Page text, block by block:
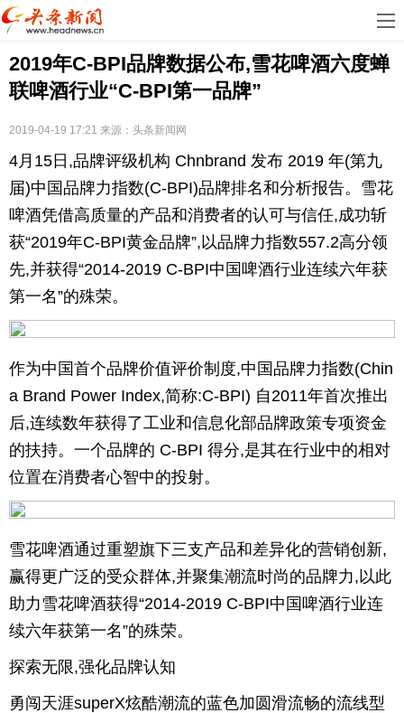
首
页
娱
地
育
健
尚
体
育
儿
旅
游
游
戏
快
讯
财
​2019年C-BPI品牌数据公布,雪花啤酒六度蝉
联啤酒行业“C-BPI第一品牌”
2019-04-19 17:21 来源： 头条新闻网
4月15日,品牌评级机构 Chnbrand 发布 2019 年(第九
届)中国品牌力指数(C-BPI)品牌排名和分析报告。雪花
啤酒凭借高质量的产品和消费者的认可与信任,成功斩
获“2019年C-BPI黄金品牌”,以品牌力指数557.2高分领
先,并获得“2014-2019 C-BPI中国啤酒行业连续六年获
第一名”的殊荣。
作为中国首个品牌价值评价制度,中国品牌力指数(Chin
a Brand Power Index,简称:C-BPI) 自2011年首次推出
后,连续数年获得了工业和信息化部品牌政策专项资金
的扶持。一个品牌的 C-BPI 得分,是其在行业中的相对
位置在消费者心智中的投射。
雪花啤酒通过重塑旗下三支产品和差异化的营销创新,
赢得更广泛的受众群体,并聚集潮流时尚的品牌力,以此
助力雪花啤酒获得“2014-2019 C-BPI中国啤酒行业连
续六年获第一名”的殊荣。
探索无限,强化品牌认知
勇闯天涯superX炫酷潮流的蓝色加圆滑流畅的流线型